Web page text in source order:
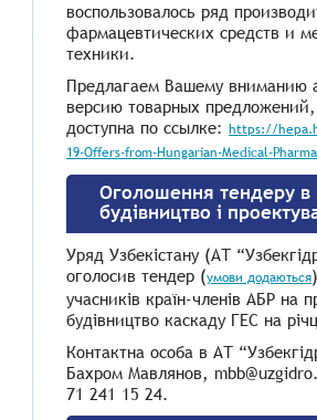
воспользовалось ряд
фармацевтических средств и
техники.
Предлагаем Вашему вниманию
версию товарных предложений,
доступна по ссылке: https://
19-Offers-from-Hungarian-Medical-
Оголошення тендеру в
будівництво і
Уряд Узбекістану (АТ
оголосив тендер (умови додаються
учасників країн-членів АБР на
будівництво каскаду ГЕС на
Контактна особа в АТ
Бахром Мавлянов,
71 241 15 24.